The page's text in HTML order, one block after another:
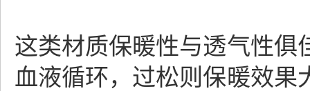
这类材质保暖性与透气性俱
血液循环，过松则保暖效果